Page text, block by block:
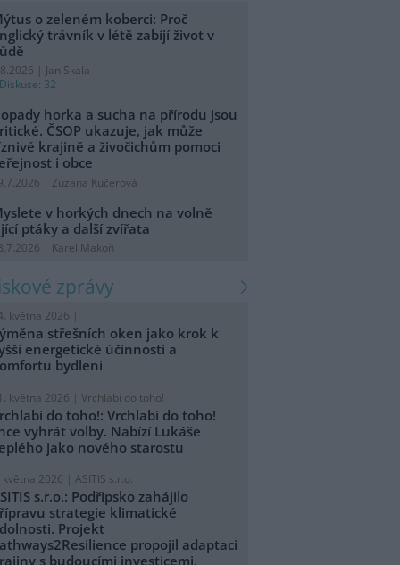
o zeleném koberci: Proč
trávník v létě zabíjí život v
| Jan Skala
Diskuse: 32
horka a sucha na přírodu jsou
ČSOP ukazuje, jak může
krajině a živočichům pomoci
i obce
| Zuzana Kučerová
v horkých dnech na volně
ptáky a další zvířata
| Karel Makoň
zprávy
května 2026 |
střešních oken jako krok k
energetické účinnosti a
bydlení
května 2026 | Vrchlabí do toho!
do toho!: Vrchlabí do toho!
vyhrát volby. Nabízí Lukáše
jako nového starostu
května 2026 | ASITIS s.r.o.
s.r.o.: Podřipsko zahájilo
strategie klimatické
Projekt
propojil adaptaci
s budoucími investicemi.